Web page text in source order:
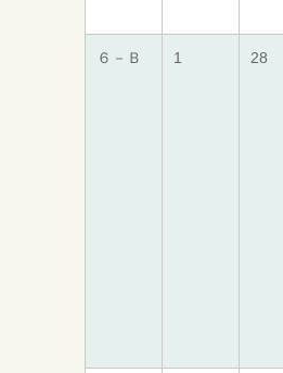
６－Ｂ 1 28